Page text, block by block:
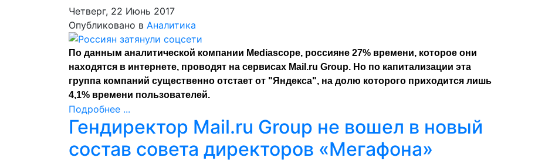
Четверг, 22 Июнь 2017
Опубликовано в Аналитика
По данным аналитической компании Mediascope, россияне 27% времени, которое они
находятся в интернете, проводят на сервисах Mail.ru Group. Но по капитализации эта
группа компаний существенно отстает от "Яндекса", на долю которого приходится лишь
4,1% времени пользователей.
Подробнее ...
Гендиректор Mail.ru Group не вошел в новый
состав совета директоров «Мегафона»